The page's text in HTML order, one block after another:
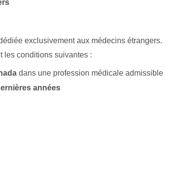
exclusivement aux médecins étrangers.
les conditions suivantes :
dans une profession médicale admissible
années